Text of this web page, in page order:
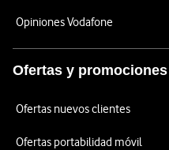
Opiniones Vodafone
Ofertas y promociones
Ofertas nuevos clientes
Ofertas portabilidad móvil